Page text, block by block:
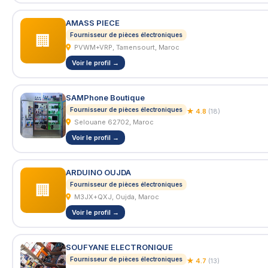
🏢
AMASS PIECE
Fournisseur de pièces électroniques
PVWM+VRP, Tamensourt, Maroc
Voir le profil →
SAMPhone Boutique
Fournisseur de pièces électroniques ★ 4.8 (18)
Selouane 62702, Maroc
Voir le profil →
🏢
ARDUINO OUJDA
Fournisseur de pièces électroniques
M3JX+QXJ, Oujda, Maroc
Voir le profil →
SOUFYANE ELECTRONIQUE
Fournisseur de pièces électroniques ★ 4.7 (13)